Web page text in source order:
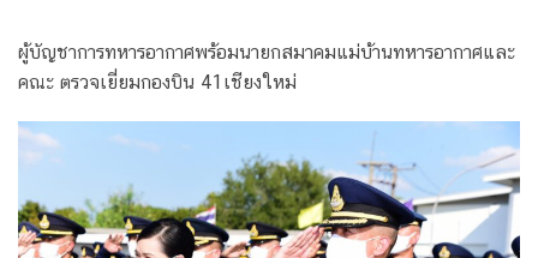
ผู้บัญชาการทหารอากาศพร้อมนายกสมาคมแม่บ้านทหารอากาศและ
คณะ ตรวจเยี่ยมกองบิน 41เชียงใหม่